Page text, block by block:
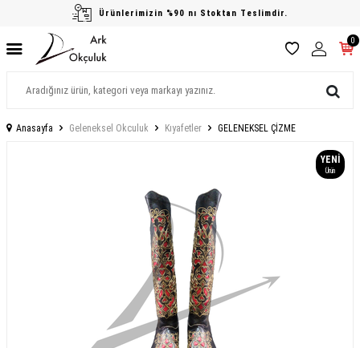
Ürünlerimizin %90 nı Stoktan Teslimdir.
0
Anasayfa Geleneksel Okculuk Kıyafetler GELENEKSEL ÇİZME
YENI
Ürün